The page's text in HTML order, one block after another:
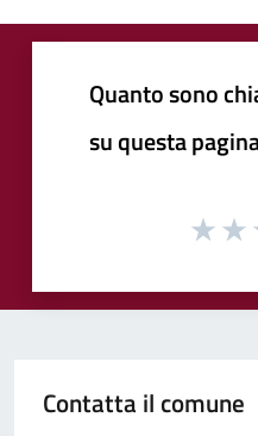
Quanto sono
su questa
Contatta il comune